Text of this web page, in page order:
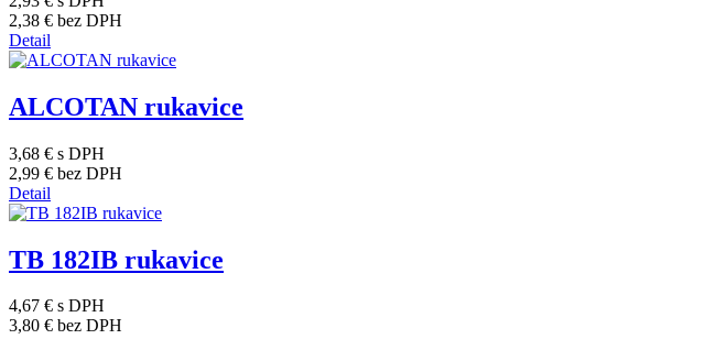
2,38 € bez DPH
Detail
ALCOTAN rukavice
3,68 € s DPH
2,99 € bez DPH
Detail
TB 182IB rukavice
4,67 € s DPH
3,80 € bez DPH